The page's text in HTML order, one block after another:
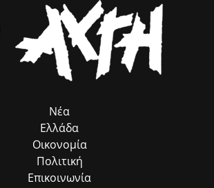
που λειτουργεί ως πολύτιμος
πόρων, χωρίς να επιβαρύνει ούτε με ένα
εκφράζω τις θερμές μου ευχαριστίες
κ. Ηλία Ευσταθόπουλο για τον
Πρόνοιας και την Προϊσταμένη της κα Σία
και τον άμισθο σύμβουλό μου για θέματα
για την ακριβή μεταφορά των αναγκών από
απτά αποτελέσματα για όλους τους
Νέα
Ελλάδα
Οικονομία
Πολιτική
Επικοινωνία